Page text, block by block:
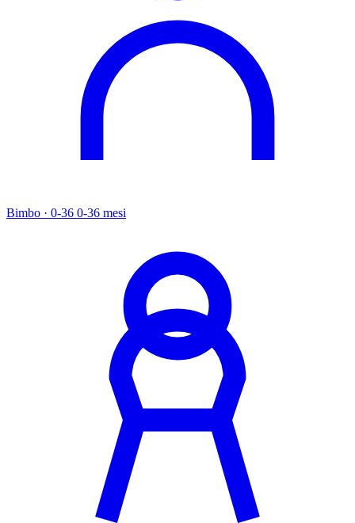
Bimbo · 0-36 0-36 mesi